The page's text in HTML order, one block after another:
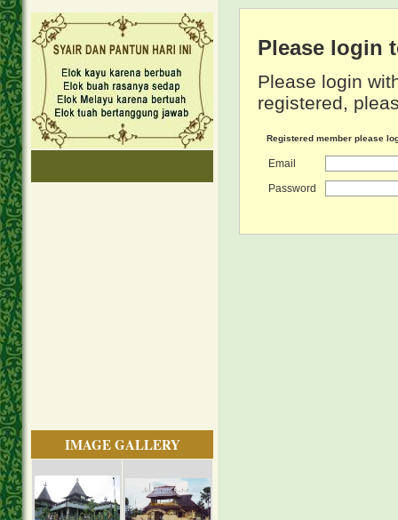
IMAGE GALLERY
Please login
Please login
registered,
Registered member please
Email
Password